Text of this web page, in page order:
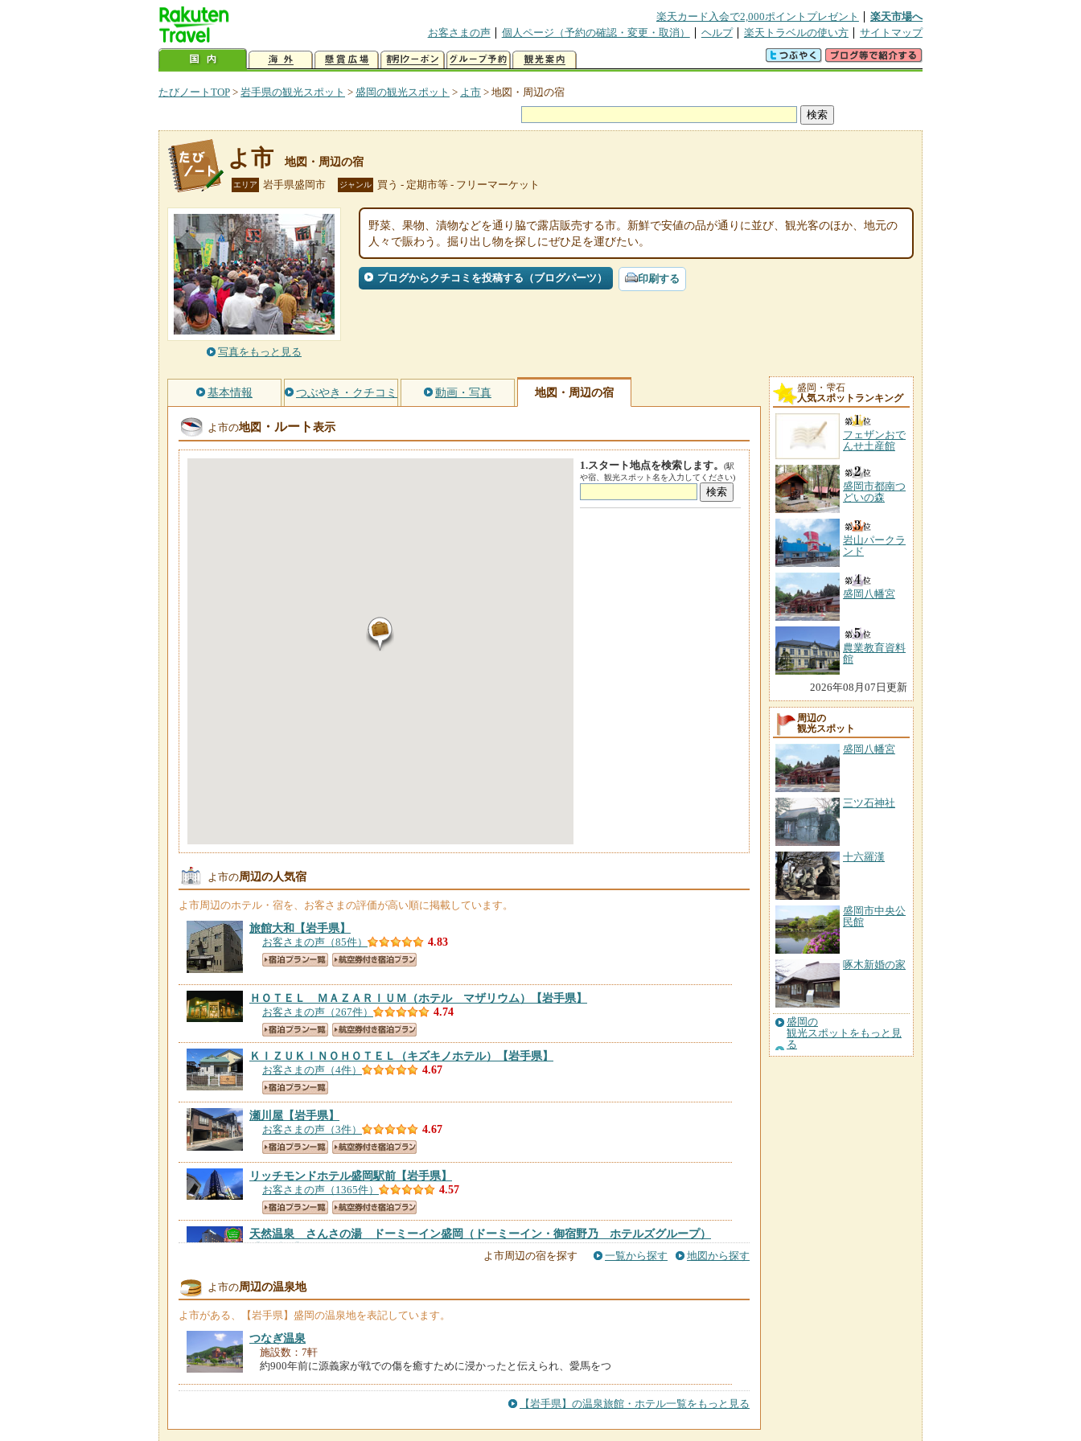
楽天カード入会で2,000ポイントプレゼント
楽天市場へ
お客さまの声
個人ページ（予約の確認・変更・取消） ヘルプ 楽天トラベルの使い方 サイトマップ
たびノートTOP > 岩手県の観光スポット > 盛岡の観光スポット > よ市 > 地図・周辺の宿
よ市 地図・周辺の宿
エリア 岩手県盛岡市 ジャンル 買う - 定期市等 - フリーマーケット
写真をもっと見る
野菜、果物、漬物などを通り脇で露店販売する市。新鮮で安値の品が通りに並び、観光客のほか、地元の
人々で賑わう。掘り出し物を探しにぜひ足を運びたい。
ブログからクチコミを投稿する（ブログパーツ） 印刷する
基本情報 つぶやき・クチコミ 動画・写真 地図・周辺の宿
よ市の地図 ・ルート表示
1.スタート地点を検索します。
(駅
や宿、観光スポット名を入力してください)
よ市の周辺の人気宿
よ市周辺のホテル・宿を、お客さまの評価が高い順に掲載しています。
旅館大和 【岩手県】
お客さまの声（85件） 4.83
ＨＯＴＥＬ ＭＡＺＡＲＩＵＭ（ホテル マザリウム） 【岩手県】
お客さまの声（267件） 4.74
ＫＩＺＵＫＩＮＯＨＯＴＥＬ（キズキノホテル） 【岩手県】
お客さまの声（4件） 4.67
瀬川屋 【岩手県】
お客さまの声（3件） 4.67
リッチモンドホテル盛岡駅前 【岩手県】
お客さまの声（1365件） 4.57
天然温泉 さんさの湯 ドーミーイン盛岡（ドーミーイン・御宿野乃 ホテルズグループ）
お客さまの声（1755件） 4.53
お客さまの声（1691件） 4.51
よ市周辺の宿を探す 一覧から探す 地図から探す
よ市の周辺の温泉地
よ市がある、【岩手県】盛岡の温泉地を表記しています。
つなぎ温泉
施設数：7軒
約900年前に源義家が戦での傷を癒すために浸かったと伝えられ、愛馬をつ
【岩手県】の温泉旅館・ホテル一覧をもっと見る
盛岡・雫石
人気スポットランキング
フェザンおで
んせ土産館
盛岡市都南つ
どいの森
岩山パークラ
ンド
盛岡八幡宮
農業教育資料
館
2026年08月07日更新
周辺の
観光スポット
盛岡八幡宮
三ツ石神社
十六羅漢
盛岡市中央公
民館
啄木新婚の家
盛岡の
観光スポットをもっと見
る